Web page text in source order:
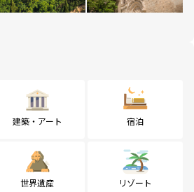
建築・アート 宿泊
世界遺産 リゾート